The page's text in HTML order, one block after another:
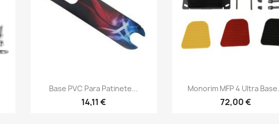
Vista rápida
Base PVC Para Patinete...
14,11 €
Vista rápida
Monorim MFP 4 Ultra
72,00 €